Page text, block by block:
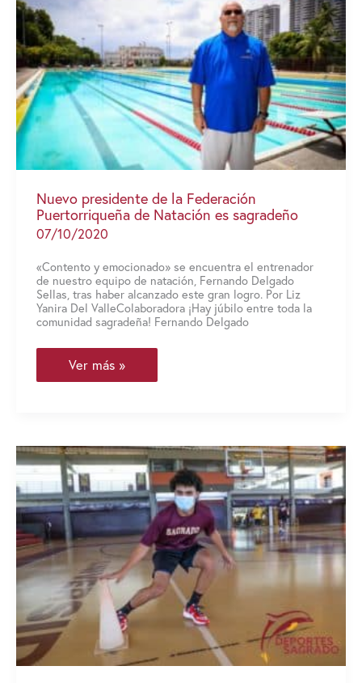
atletas
nuevo
ingreso
Nuevo presidente de la Federación
Puertorriqueña de Natación es sagradeño
07/10/2020
«Contento y emocionado» se encuentra el entrenador
de nuestro equipo de natación, Fernando Delgado
Sellas, tras haber alcanzado este gran logro. Por Liz
Yanira Del ValleColaboradora ¡Hay júbilo entre toda la
comunidad sagradeña! Fernando Delgado
Nuevo
presidente
Puertorriqueña
de
Natación
es
sagradeño
Ver más »